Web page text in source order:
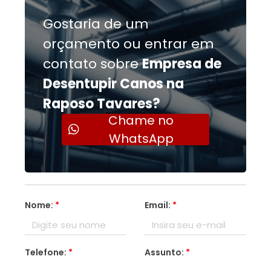
Gostaria de um
orçamento ou entrar em
contato sobreEmpresa de
Desentupir Canos na
Raposo Tavares?
Chame no
WhatsApp
Nome: * Email: *
Telefone: * Assunto: *